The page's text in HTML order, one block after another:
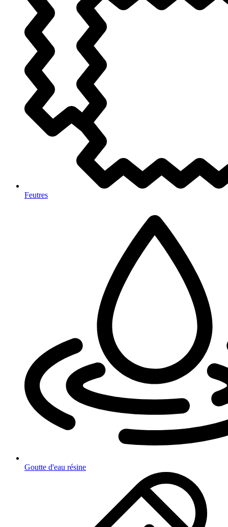
Feutres
Goutte d'eau résine